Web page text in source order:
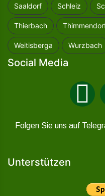
Saaldorf Schleiz
Thierbach
Weitisberga Wurzbach
Social Media
Folgen Sie uns auf
Unterstützen